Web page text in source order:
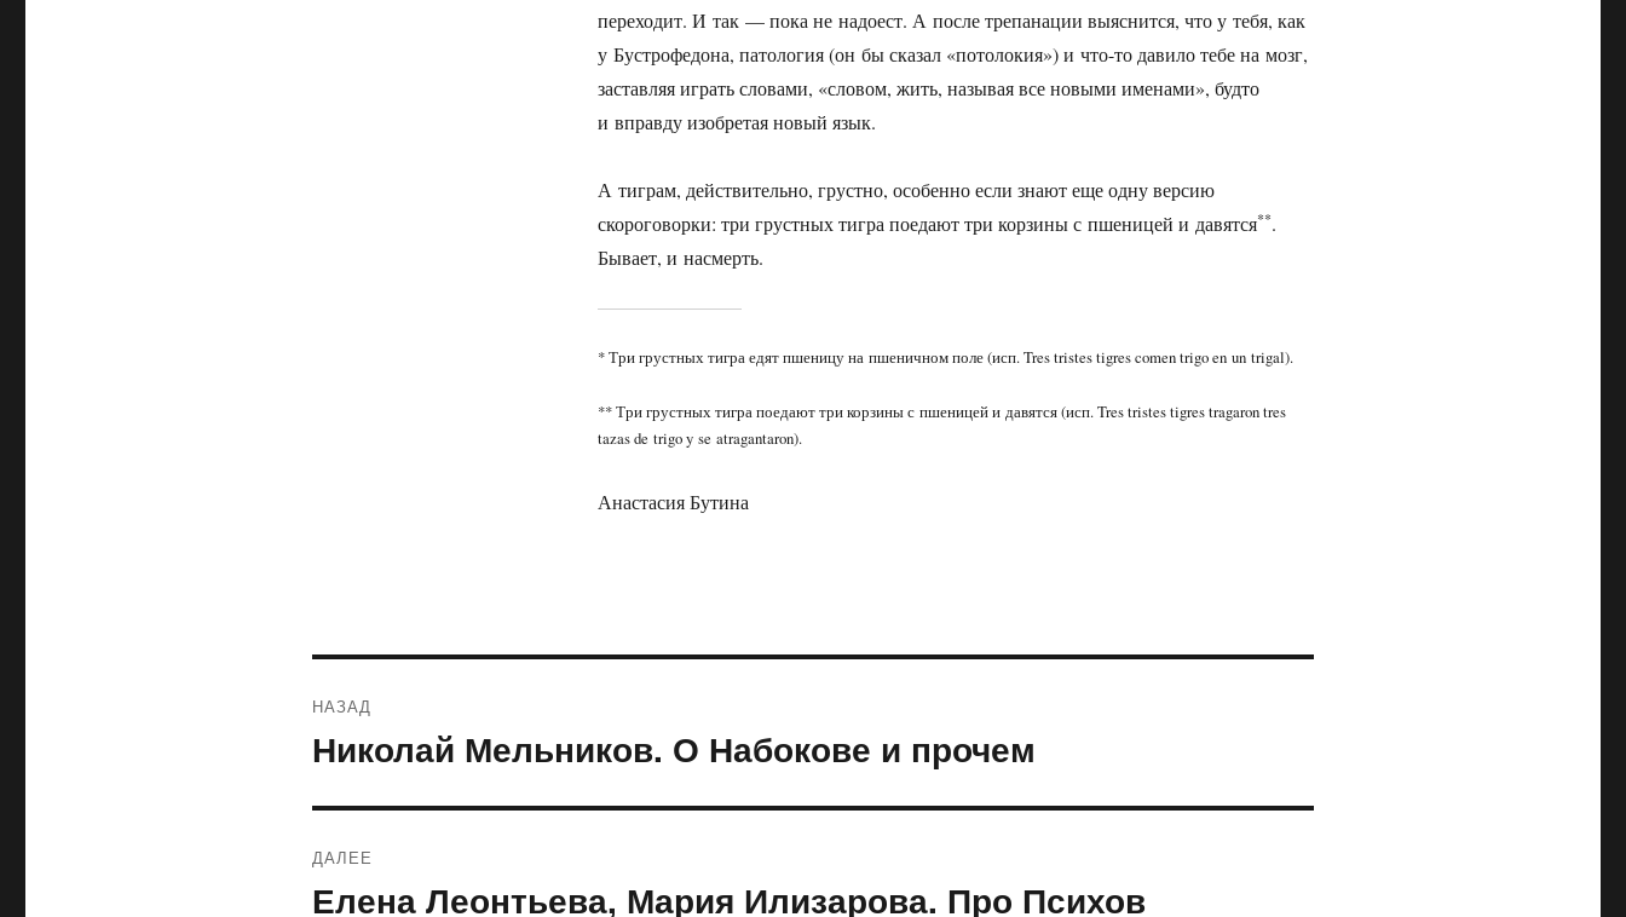
переходит. И так — пока не надоест. А после трепанации выяснится, что у тебя, как
у Бустрофедона, патология (он бы сказал «потолокия») и что-то давило тебе на мозг,
заставляя играть словами, «словом, жить, называя все новыми именами», будто
и вправду изобретая новый язык.
А тиграм, действительно, грустно, особенно если знают еще одну версию
скороговорки: три грустных тигра поедают три корзины с пшеницей и давятся**.
Бывает, и насмерть.
* Три грустных тигра едят пшеницу на пшеничном поле (исп. Tres tristes tigres comen trigo en un trigal).
** Три грустных тигра поедают три корзины с пшеницей и давятся (исп. Tres tristes tigres tragaron tres
tazas de trigo y se atragantaron).
Анастасия Бутина
по
НАЗАД
Предыдущая
Николай Мельников. О Набокове и прочем
ДАЛЕЕ
Следующая
Елена Леонтьева, Мария Илизарова. Про Психов